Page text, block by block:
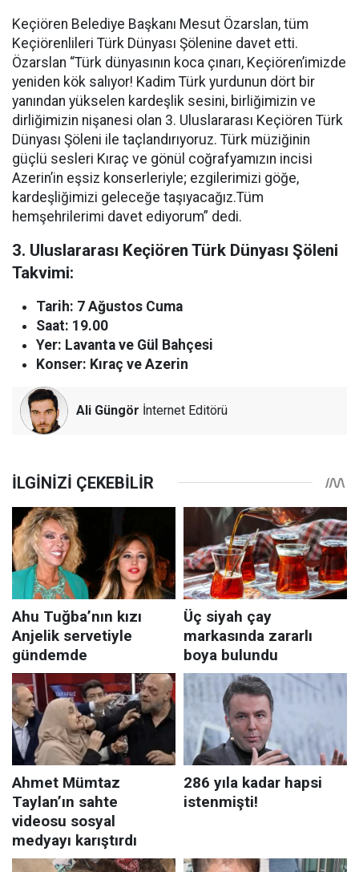
Keçiören Belediye Başkanı Mesut Özarslan, tüm
Keçiörenlileri Türk Dünyası Şölenine davet etti.
Özarslan “Türk dünyasının koca çınarı, Keçiören’imizde
yeniden kök salıyor! Kadim Türk yurdunun dört bir
yanından yükselen kardeşlik sesini, birliğimizin ve
dirliğimizin nişanesi olan 3. Uluslararası Keçiören Türk
Dünyası Şöleni ile taçlandırıyoruz. Türk müziğinin
güçlü sesleri Kıraç ve gönül coğrafyamızın incisi
Azerin’in eşsiz konserleriyle; ezgilerimizi göğe,
kardeşliğimizi geleceğe taşıyacağız.Tüm
hemşehrilerimi davet ediyorum” dedi.
3. Uluslararası Keçiören Türk Dünyası Şöleni
Takvimi:
Tarih: 7 Ağustos Cuma
Saat: 19.00
Yer: Lavanta ve Gül Bahçesi
Konser: Kıraç ve Azerin
Ali Güngör İnternet Editörü